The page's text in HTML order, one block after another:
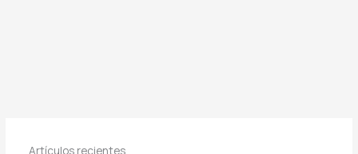
Artículos recientes